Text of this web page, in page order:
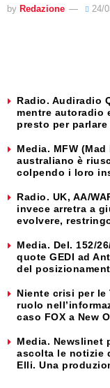
by Redazione 24/
Radio. Audiradio
mentre autoradio
presto per
Media. MFW
australiano è
colpendo i loro
Radio. UK, AA/
invece arretra a
evolvere,
Media. Del. 152/
quote GEDI ad
del
Niente crisi per le
ruolo
caso FOX a New
Media. Newslinet
ascolta le notizie
Elli. Una